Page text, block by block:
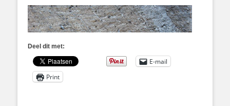
op
Deel dit met:
E-mail
Print